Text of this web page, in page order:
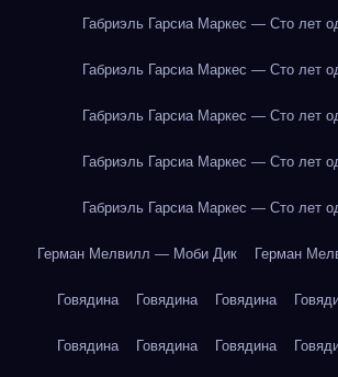
Габриэль Гарсиа Маркес — Сто лет
Габриэль Гарсиа Маркес — Сто лет
Габриэль Гарсиа Маркес — Сто лет
Габриэль Гарсиа Маркес — Сто лет
Габриэль Гарсиа Маркес — Сто лет
Герман Мелвилл — Моби Дик Герман
Говядина Говядина Говядина
Говядина Говядина Говядина